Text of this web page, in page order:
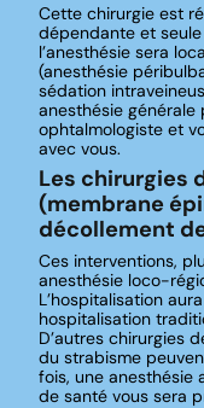
Cette chirurgie est
dépendante et
l’anesthésie sera
(anesthésie
sédation
anesthésie générale
ophtalmologiste et
avec vous.
Les chirurgies
(membrane
décollement
Ces interventions,
anesthésie loco-
L’hospitalisation
hospitalisation
D’autres chirurgies
du strabisme
fois, une anesthésie
de santé vous sera